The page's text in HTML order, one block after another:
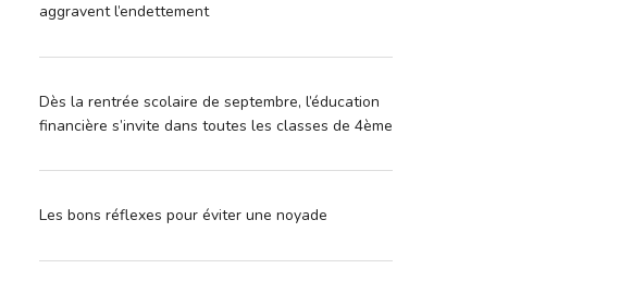
aggravent l’endettement
Dès la rentrée scolaire de septembre, l’éducation
financière s’invite dans toutes les classes de 4ème
Les bons réflexes pour éviter une noyade